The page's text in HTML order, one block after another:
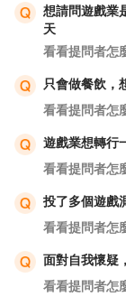
想請問遊戲業
天
看看提問者怎
只會做餐飲，
看看提問者怎
遊戲業想轉行
看看提問者怎
投了多個遊戲
看看提問者怎
面對自我懷疑
看看提問者怎